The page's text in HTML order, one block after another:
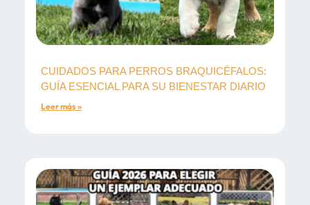
CUIDADOS PARA PERROS BRAQUICÉFALOS:
GUÍA ESENCIAL PARA SU BIENESTAR DIARIO
Leer más »